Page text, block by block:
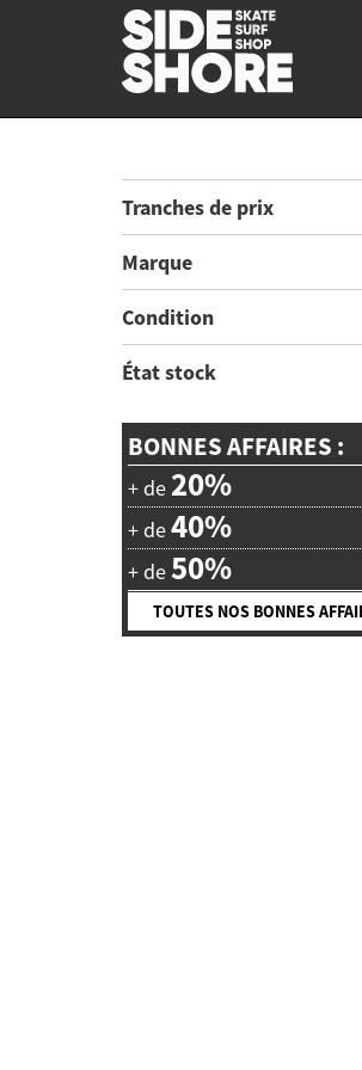
Tranches de prix
Marque
Condition
État stock
BONNES AFFAIRES :
+ de 20%
+ de40%
+ de50%
TOUTES NOS BONNES